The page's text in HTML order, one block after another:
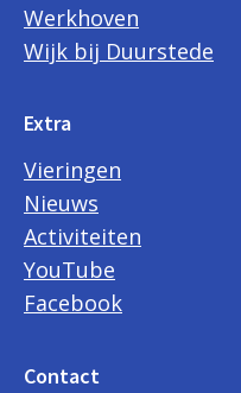
Werkhoven
Wijk bij Duurstede
Extra
Vieringen
Nieuws
Activiteiten
YouTube
Facebook
Contact